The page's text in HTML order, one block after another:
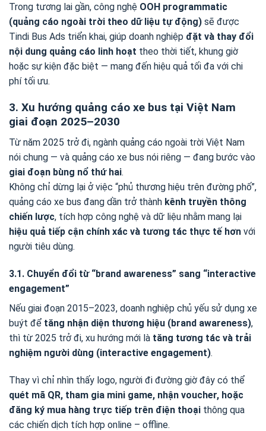
Trong tương lai gần, công nghệ OOH programmatic
(quảng cáo ngoài trời theo dữ liệu tự động) sẽ được
Tindi Bus Ads triển khai, giúp doanh nghiệp đặt và thay đổi
nội dung quảng cáo linh hoạt theo thời tiết, khung giờ
hoặc sự kiện đặc biệt — mang đến hiệu quả tối đa với chi
phí tối ưu.
3. Xu hướng quảng cáo xe bus tại Việt Nam
giai đoạn 2025–2030
Từ năm 2025 trở đi, ngành quảng cáo ngoài trời Việt Nam
nói chung — và quảng cáo xe bus nói riêng — đang bước vào
giai đoạn bùng nổ thứ hai.
Không chỉ dừng lại ở việc “phủ thương hiệu trên đường phố”,
quảng cáo xe bus đang dần trở thành kênh truyền thông
chiến lược, tích hợp công nghệ và dữ liệu nhằm mang lại
hiệu quả tiếp cận chính xác và tương tác thực tế hơn với
người tiêu dùng.
3.1. Chuyển đổi từ “brand awareness” sang “interactive
engagement”
Nếu giai đoạn 2015–2023, doanh nghiệp chủ yếu sử dụng xe
buýt để tăng nhận diện thương hiệu (brand awareness),
thì từ 2025 trở đi, xu hướng mới là tăng tương tác và trải
nghiệm người dùng (interactive engagement).
Thay vì chỉ nhìn thấy logo, người đi đường giờ đây có thể
quét mã QR, tham gia mini game, nhận voucher, hoặc
đăng ký mua hàng trực tiếp trên điện thoại thông qua
các chiến dịch tích hợp online – offline.